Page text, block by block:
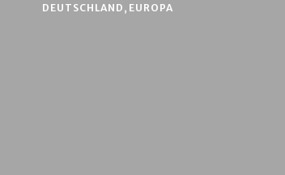
DEUTSCHLAND , EUROPA